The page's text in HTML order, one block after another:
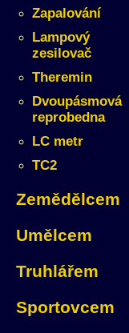
Zapalování
Lampový
zesilovač
Theremin
Dvoupásmová
reprobedna
LC metr
TC2
Zemědělcem
Umělcem
Truhlářem
Sportovcem